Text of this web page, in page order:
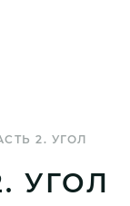
2. УГОЛ
УГОЛ